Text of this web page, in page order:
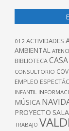
012 ACTIVIDADES
AMBIENTAL
BIBLIOTECACASA
CONSULTORIO
EMPLEO
INFANTIL
MÚSICA
PROYECTO
TRABAJO